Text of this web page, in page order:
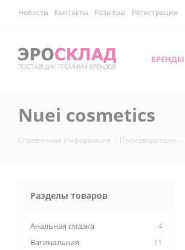
Новости Контакты Размеры Регистрация
БРЕНДЫ
Nuei cosmetics
Справочная Информация - Производители -
Разделы товаров
Анальная смазка
4
Вагинальная
11